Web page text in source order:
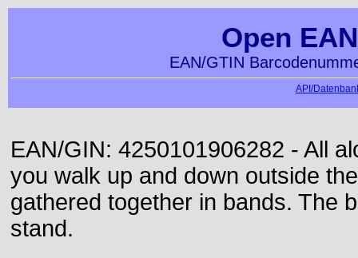
Open
EAN/GTIN
API/
EAN/GIN: 4250101906282 - All
you walk up and down outside
gathered together in bands. The
stand.